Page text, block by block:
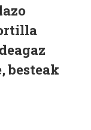
besteak